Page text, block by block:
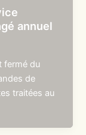
annuel
fermé du
de
traitées au